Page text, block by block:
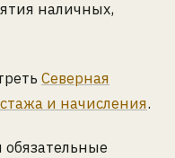
наличных,
Северная
и начисления.